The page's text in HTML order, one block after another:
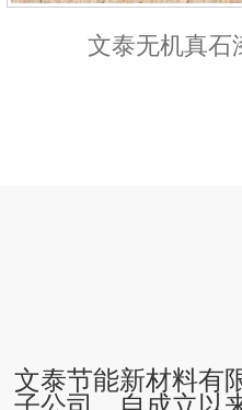
文泰无机真石
文泰节能新材料有